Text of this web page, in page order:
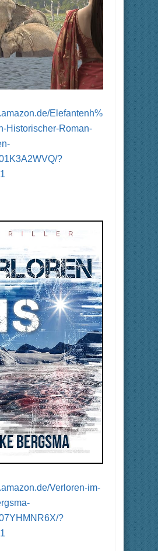
Elefantenh%
Historischer-Roman-
?
Verloren-im-
?